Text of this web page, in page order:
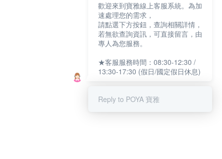
歡迎來到寶雅線上客服系統。為加
速處理您的需求，
請點選下方按鈕，查詢相關詳情，
若無欲查詢資訊，可直接留言，由
專人為您服務。
★客服服務時間：08:30-12:30 /
13:30-17:30 (假日/國定假日休息)
Reply to POYA 寶雅